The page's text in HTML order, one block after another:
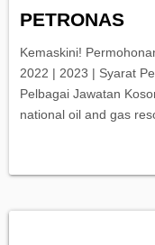
PETRONAS
Kemaskini!
2022 | 2023 | Syarat
Pelbagai Jawatan
national oil and gas